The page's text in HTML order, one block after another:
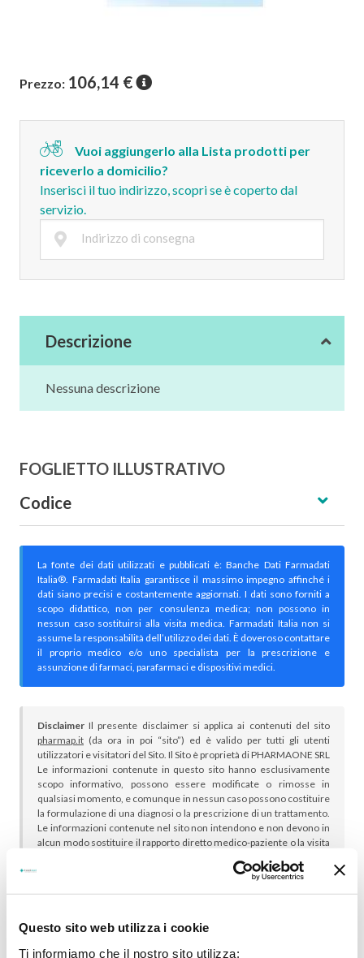
Questo sito web utilizza i cookie
Ti informiamo che il nostro sito utilizza:
Prezzo: 106,14 €
Vuoi aggiungerlo alla Lista prodotti per
riceverlo a domicilio?
Inserisci il tuo indirizzo, scopri se è coperto dal
servizio.
Descrizione
Nessuna descrizione
FOGLIETTO ILLUSTRATIVO
Codice
La fonte dei dati utilizzati e pubblicati è: Banche Dati Farmadati
Italia®. Farmadati Italia garantisce il massimo impegno affinché i
dati siano precisi e costantemente aggiornati. I dati sono forniti a
scopo didattico, non per consulenza medica; non possono in
nessun caso sostituirsi alla visita medica. Farmadati Italia non si
assume la responsabilità dell’utilizzo dei dati. È doveroso contattare
il proprio medico e/o uno specialista per la prescrizione e
assunzione di farmaci, parafarmaci e dispositivi medici.
Disclaimer Il presente disclaimer si applica ai contenuti del sito
pharmap.it (da ora in poi “sito”) ed è valido per tutti gli utenti
utilizzatori e visitatori del Sito. Il Sito è proprietà di PHARMAONE SRL
Le informazioni contenute in questo sito hanno esclusivamente
scopo informativo, possono essere modificate o rimosse in
qualsiasi momento, e comunque in nessun caso possono costituire
la formulazione di una diagnosi o la prescrizione di un trattamento.
Le informazioni contenute nel sito non intendono e non devono in
alcun modo sostituire il rapporto diretto medico-paziente o la visita
proprio medico curante e/o di specialisti riguardo qualsiasi